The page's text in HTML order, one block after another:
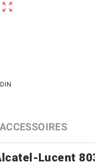

ACCESSOIRES
Lucent